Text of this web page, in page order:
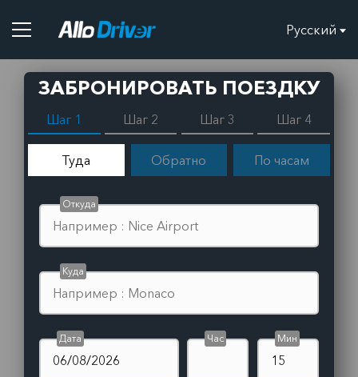
Русский
ЗАБРОНИРОВАТЬ ПОЕЗДКУ
Шаг 1 Шаг 2 Шаг 3 Шаг 4
Туда Обратно По часам
Откуда
Куда
Дата Час Мин